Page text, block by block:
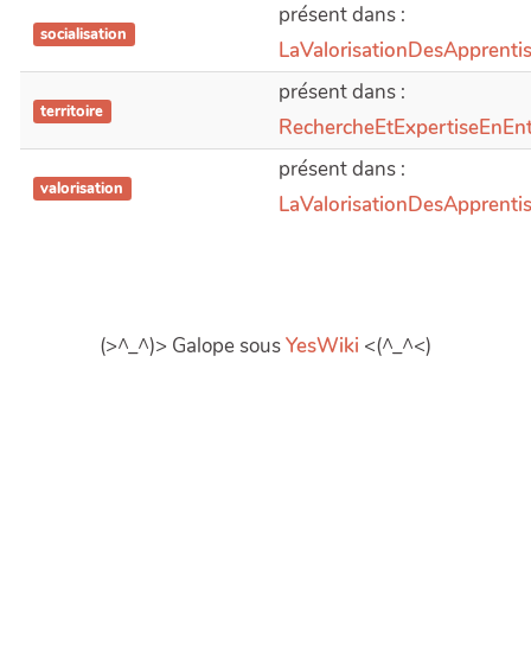
socialisation
présent dans :
territoire
présent dans :
valorisation
présent dans :
(>^_^)> Galope sousYesWiki <(^_^<)